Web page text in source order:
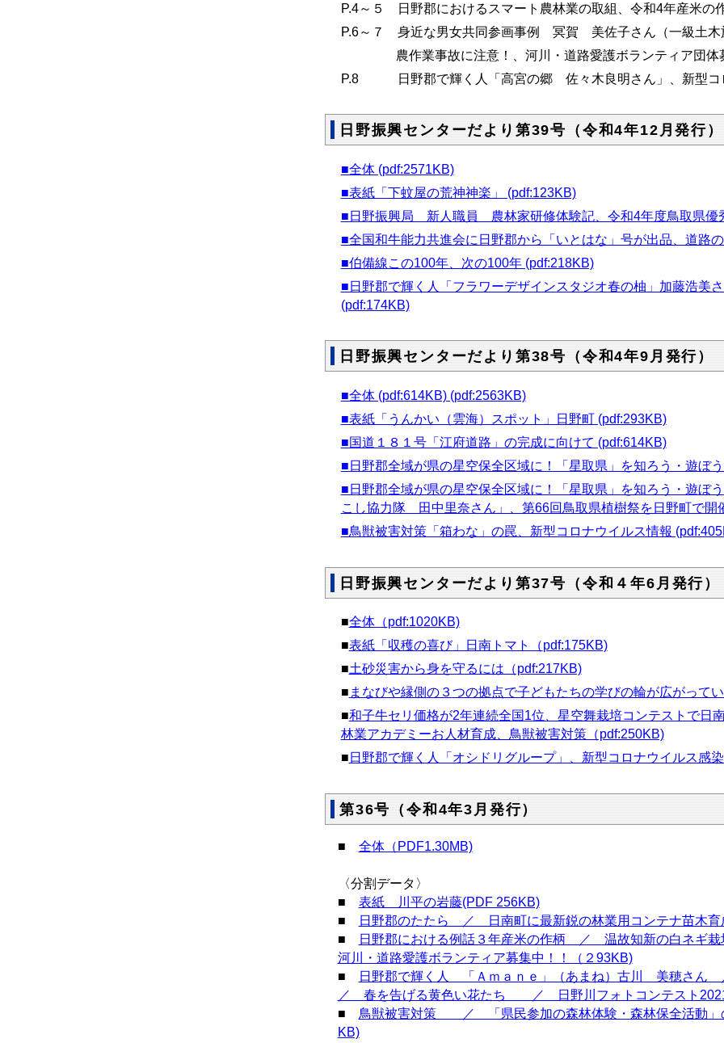
P.4～５ 日野郡におけるスマート農林業の取組、令和4年産米の
P.6～７ 身近な男女共同参画事例 冥賀 美佐子さん（一級土木
農作業事故に注意！、河川・道路愛護ボランティア団体
P.8 日野郡で輝く人「高宮の郷 佐々木良明さん」、新型コ
日野振興センターだより第39号（令和4年12月発行）
■全体 (pdf:2571KB)
■表紙「下蚊屋の荒神神楽」 (pdf:123KB)
■日野振興局 新人職員 農林家研修体験記、令和4年度鳥取県優
■全国和牛能力共進会に日野郡から「いとはな」号が出品、道路
■伯備線この100年、次の100年 (pdf:218KB)
■日野郡で輝く人「フラワーデザインスタジオ春の柚」加藤浩美
(pdf:174KB)
日野振興センターだより第38号（令和4年9月発行）
■全体 (pdf:614KB) (pdf:2563KB)
■表紙「うんかい（雲海）スポット」日野町 (pdf:293KB)
■国道１８１号「江府道路」の完成に向けて (pdf:614KB)
■日野郡全域が県の星空保全区域に！「星取県」を知ろう・遊ぼ
■日野郡全域が県の星空保全区域に！「星取県」を知ろう・遊ぼ
こし協力隊 田中里奈さん」、第66回鳥取県植樹祭を日野町で開
■鳥獣被害対策「箱わな」の罠、新型コロナウイルス情報
日野振興センターだより第37号（令和４年6月発行）
■全体（pdf:1020KB)
■表紙「収穫の喜び」日南トマト（pdf:175KB)
■土砂災害から身を守るには（pdf:217KB)
■ まなびや縁側の３つの拠点で子どもたちの学びの輪が広がって
■和子牛セリ価格が2年連続全国1位、星空舞栽培コンテストで日
林業アカデミーお人材育成、鳥獣被害対策（pdf:250KB)
■ 日野郡で輝く人「オシドリグループ」、新型コロナウイルス感
第36号（令和4年3月発行）
■ 全体（PDF1.30MB)
〈分割データ〉
■ 表紙 川平の岩藤(PDF 256KB)
■
日野郡のたたら ／ 日南町に最新鋭の林業用コンテナ苗木
■
日野郡における例話３年産米の作柄 ／ 温故知新の白
河川・道路愛護ボランティア募集中！！（２93KB)
■
日野郡で輝く人 「Ａｍａｎｅ」（あまね）古川 美穂
／ 春を告げる黄色い花たち ／ 日野川フォトコンテスト
■ 鳥獣被害対策 ／ 「県民参加の森林体験・森林保全活動」
KB)